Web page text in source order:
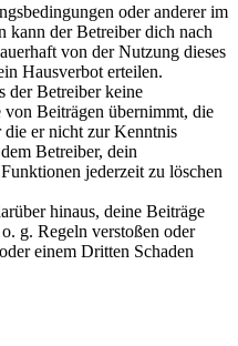
oder anderer im
kann der Betreiber dich nach
von der Nutzung dieses
Hausverbot erteilen.
der Betreiber keine
Beiträgen übernimmt, die
die er nicht zur Kenntnis
Betreiber, dein
jederzeit zu löschen
hinaus, deine Beiträge
g. Regeln verstoßen oder
einem Dritten Schaden